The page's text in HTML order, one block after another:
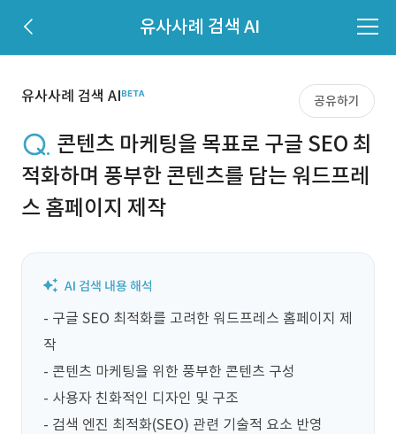
유사사례 검색 AI
유사사례 검색 AI 공유하기
콘텐츠 마케팅을 목표로 구글 SEO 최
적화하며 풍부한 콘텐츠를 담는 워드프레
스 홈페이지 제작
- 구글 SEO 최적화를 고려한 워드프레스 홈페이지 제
작
- 콘텐츠 마케팅을 위한 풍부한 콘텐츠 구성
- 사용자 친화적인 디자인 및 구조
- 검색 엔진 최적화(SEO) 관련 기술적 요소 반영